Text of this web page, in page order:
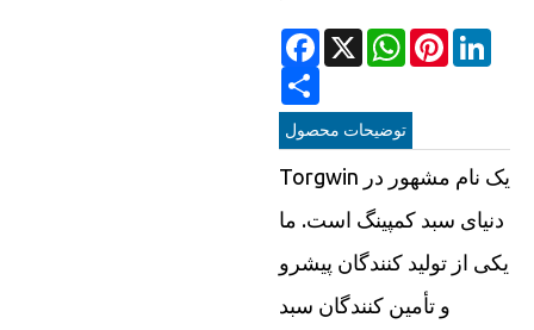
Facebook
X WhatsAppPinterest
توضیحات محصول
Torgwin یک نام مشهور در
دنیای سبد کمپینگ است. ما
یکی از تولید کنندگان پیشرو
و تأمین کنندگان سبد